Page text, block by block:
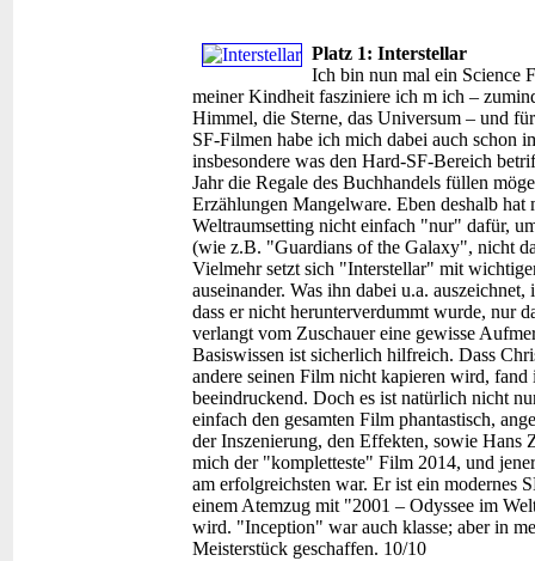
Platz 1: Interstellar
Ich bin nun mal ein Science
meiner Kindheit fasziniere ich m ich –
Himmel, die Sterne, das Universum – und
SF-Filmen habe ich mich dabei auch schon
insbesondere was den Hard-SF-Bereich
Jahr die Regale des Buchhandels füllen
Erzählungen Mangelware. Eben deshalb
Weltraumsetting nicht einfach "nur" dafür,
(wie z.B. "Guardians of the Galaxy", nicht
Vielmehr setzt sich "Interstellar" mit
auseinander. Was ihn dabei u.a.
dass er nicht herunterverdummt wurde, nur
verlangt vom Zuschauer eine gewisse
Basiswissen ist sicherlich hilfreich. Dass
andere seinen Film nicht kapieren wird, fand
beeindruckend. Doch es ist natürlich nicht
einfach den gesamten Film phantastisch,
der Inszenierung, den Effekten, sowie
mich der "kompletteste" Film 2014, und
am erfolgreichsten war. Er ist ein modernes
einem Atemzug mit "2001 – Odyssee im
wird. "Inception" war auch klasse; aber in
Meisterstück geschaffen. 10/10